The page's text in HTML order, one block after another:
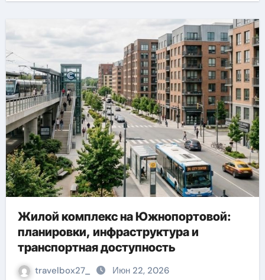
Жилой комплекс на Южнопортовой:
планировки, инфраструктура и
транспортная доступность
travelbox27_ Июн 22, 2026